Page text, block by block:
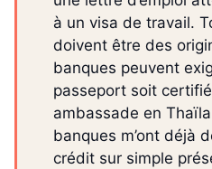
à un visa de travail.
doivent être des
banques peuvent
passeport soit
ambassade en
banques m’ont déjà
crédit sur simple